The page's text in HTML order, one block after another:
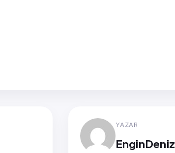
YAZAR
EnginDeniz